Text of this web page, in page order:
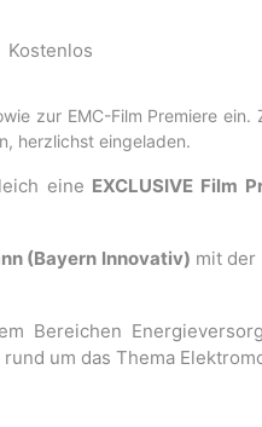
Kostenlos
zur EMC-Film Premiere
herzlichst eingeladen.
eine EXCLUSIVE Film
(Bayern Innovativ) mit der
Bereichen
um das Thema